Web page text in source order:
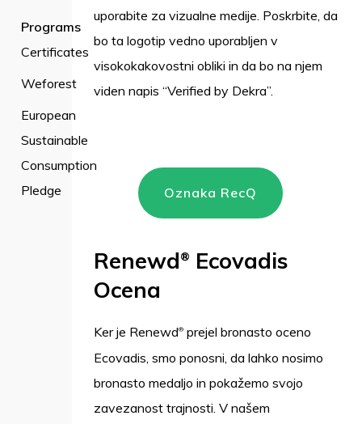
Programs
Certificates
Weforest
European
Sustainable
Consumption
Pledge
uporabite za vizualne medije. Poskrbite, da
bo ta logotip vedno uporabljen v
visokokakovostni obliki in da bo na njem
viden napis “Verified by Dekra”.
Oznaka RecQ
Renewd® Ecovadis
Ocena
Ker je Renewd®prejel bronasto oceno
Ecovadis, smo ponosni, da lahko nosimo
bronasto medaljo in pokažemo svojo
zavezanost trajnosti. V našem